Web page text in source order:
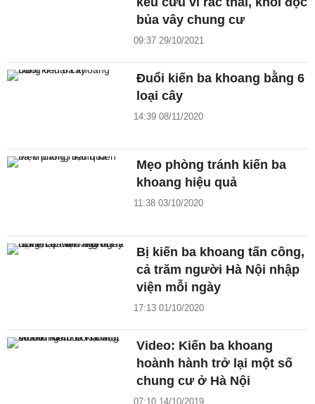
bủa vây chung cư
09:37 29/10/2021
Đuổi kiến ba khoang bằng 6
loại cây
14:39 08/11/2020
Mẹo phòng tránh kiến ba
khoang hiệu quả
11:38 03/10/2020
Bị kiến ba khoang tấn công,
cả trăm người Hà Nội nhập
viện mỗi ngày
17:13 01/10/2020
Video: Kiến ba khoang
hoành hành trở lại một số
chung cư ở Hà Nội
07:10 14/10/2019